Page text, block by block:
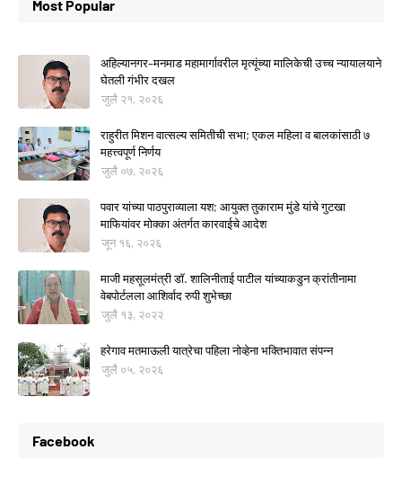
Most Popular
अहिल्यानगर–मनमाड महामार्गावरील मृत्यूंच्या मालिकेची उच्च न्यायालयाने
घेतली गंभीर दखल
जुलै २१, २०२६
राहुरीत मिशन वात्सल्य समितीची सभा; एकल महिला व बालकांसाठी ७
महत्त्वपूर्ण निर्णय
जुलै ०७, २०२६
पवार यांच्या पाठपुराव्याला यश; आयुक्त तुकाराम मुंडे यांचे गुटखा
माफियांवर मोक्का अंतर्गत कारवाईचे आदेश
जून १६, २०२६
माजी महसूलमंत्री डॉ. शालिनीताई पाटील यांच्याकडुन क्रांतीनामा
वेबपोर्टलला आशिर्वाद रुपी शुभेच्छा
जुलै १३, २०२२
हरेगाव मतमाऊली यात्रेचा पहिला नोव्हेना भक्तिभावात संपन्न
जुलै ०५, २०२६
Facebook